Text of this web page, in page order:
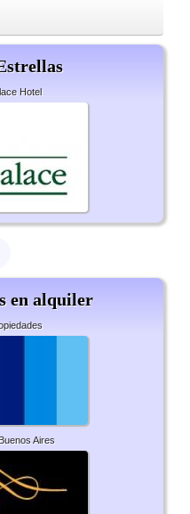
Hotel
en alquiler
Aires